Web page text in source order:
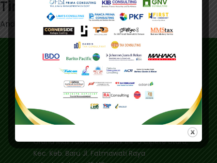
Tinggalkan Balasan
Anda harusmasukuntuk berkomentar.
Alamat
Alamat Utama :
Gedung IKPI, Jl. Condet Pejaten No. 3B
Pejaten Barat - Pasar Minggu
Jakarta Selatan 12510
Graha Mas Fatmawati Blok B4-5 Cipete Utara,
Kec. Keb. Baru Jl. Fatmawati Raya